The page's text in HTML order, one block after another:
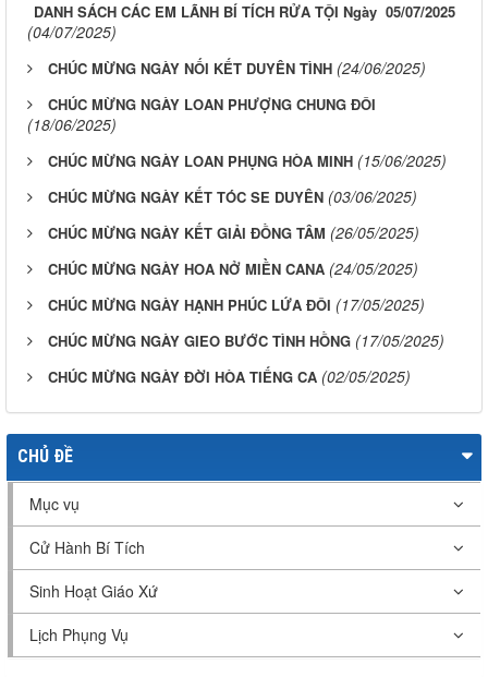
DANH SÁCH CÁC EM LÃNH BÍ TÍCH RỬA TỘI Ngày 05/07/2025
(04/07/2025)
CHÚC MỪNG NGÀY NỐI KẾT DUYÊN TÌNH (24/06/2025)
CHÚC MỪNG NGÀY LOAN PHƯỢNG CHUNG ĐÔI
(18/06/2025)
CHÚC MỪNG NGÀY LOAN PHỤNG HÒA MINH (15/06/2025)
CHÚC MỪNG NGÀY KẾT TÓC SE DUYÊN (03/06/2025)
CHÚC MỪNG NGÀY KẾT GIẢI ĐỒNG TÂM (26/05/2025)
CHÚC MỪNG NGÀY HOA NỞ MIỀN CANA (24/05/2025)
CHÚC MỪNG NGÀY HẠNH PHÚC LỨA ĐÔI (17/05/2025)
CHÚC MỪNG NGÀY GIEO BƯỚC TÌNH HỒNG (17/05/2025)
CHÚC MỪNG NGÀY ĐỜI HÒA TIẾNG CA (02/05/2025)
CHỦ ĐỀ
Mục vụ
Cử Hành Bí Tích
Sinh Hoạt Giáo Xứ
Lịch Phụng Vụ